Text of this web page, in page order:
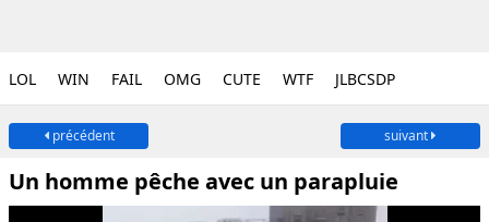
LOL WIN FAIL OMG CUTE WTF JLBCSDP
précédent suivant
Un homme pêche avec un parapluie